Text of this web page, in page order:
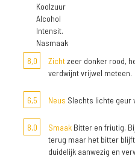
Koolzuur
Alcohol
Intensit.
Nasmaak
8,0
Zichtzeer donker rood,
verdwijnt vrijwel meteen.
6,5 Neus Slechts lichte geur
8,0 Smaak Bitter en friutig.
terug maar het bitter
duidelijk aanwezig en